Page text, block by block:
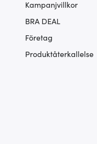
Kampanjvillkor
BRA DEAL
Företag
Produktåterkallelse